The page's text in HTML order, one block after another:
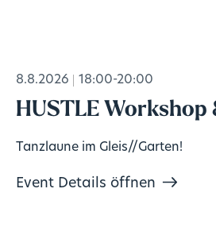
8.8.2026 18:00-20:00
HUSTLE Workshop
Tanzlaune im Gleis//Garten!
Event Details öffnen